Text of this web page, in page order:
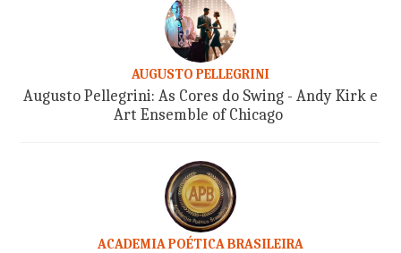
AUGUSTO PELLEGRINI
Augusto Pellegrini: As Cores do Swing - Andy Kirk e
Art Ensemble of Chicago
ACADEMIA POÉTICA BRASILEIRA